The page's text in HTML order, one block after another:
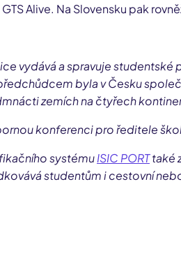
Alive. Na Slovensku pak
vydává a spravuje studentské
byla v Česku
zemích na čtyřech
konferenci pro ředitele
systémuISIC PORTtaké
studentům i cestovní